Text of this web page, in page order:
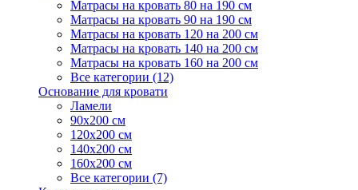
Матрасы на кровать 80 на 190 см
Матрасы на кровать 90 на 190 см
Матрасы на кровать 120 на 200 см
Матрасы на кровать 140 на 200 см
Матрасы на кровать 160 на 200 см
Все категории (12)
Основание для кровати
Ламели
90х200 см
120х200 см
140х200 см
160х200 см
Все категории (7)